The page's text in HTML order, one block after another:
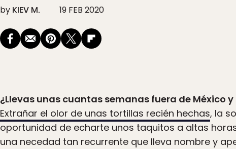
by KIEV M. 19 FEB 2020
¿Llevas unas cuantas semanas fuera de México
Extrañar el olor de unas tortillas recién hechas, la
oportunidad de echarte unos taquitos a altas
una necedad tan recurrente que lleva nombre y